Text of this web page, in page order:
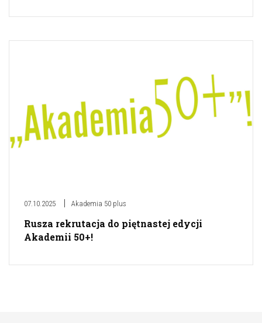
07.10.2025 Akademia 50 plus
Rusza rekrutacja do piętnastej edycji
Akademii 50+!